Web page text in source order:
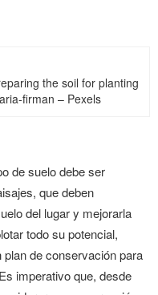
the soil for planting
firman – Pexels
de suelo debe ser
que deben
del lugar y mejorarla
todo su potencial,
de conservación para
imperativo que, desde